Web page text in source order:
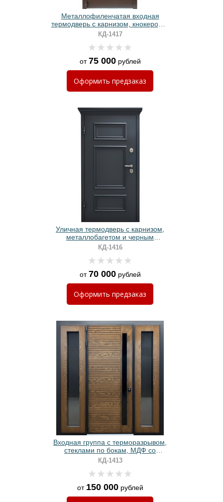
Металлофиленчатая входная
термодверь с карнизом, кнокером и
коричневой полимерной покраской
КД-1417
от75 000рублей
Оформить предзаказ
Уличная термодверь с карнизом,
металлобагетом и черным
полимерным покрытием
КД-1416
от70 000рублей
Оформить предзаказ
Входная группа с терморазрывом,
стеклами по бокам, МДФ со
шпоном, бугельной ручкой
КД-1413
от 150 000рублей